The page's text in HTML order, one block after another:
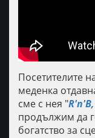
Посетителите
меденка
сме с нея "
продължим да
богатство за